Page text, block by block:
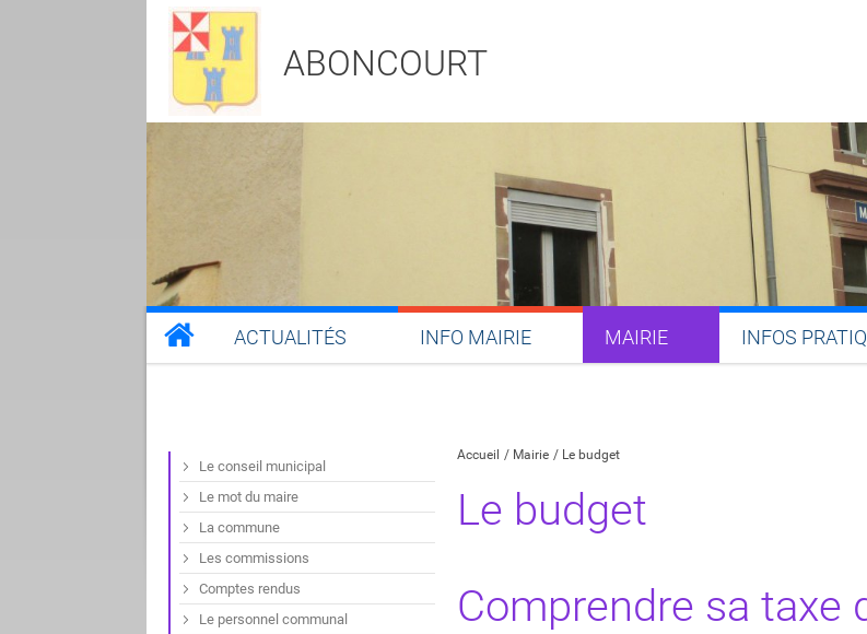
ABONCOURT
ACTUALITÉS INFO MAIRIE MAIRIE INFOS
Accueil Mairie Le budget
Le budget
Comprendre sa taxe
Le conseil municipal
Le mot du maire
La commune
Les commissions
Comptes rendus
Le personnel communal